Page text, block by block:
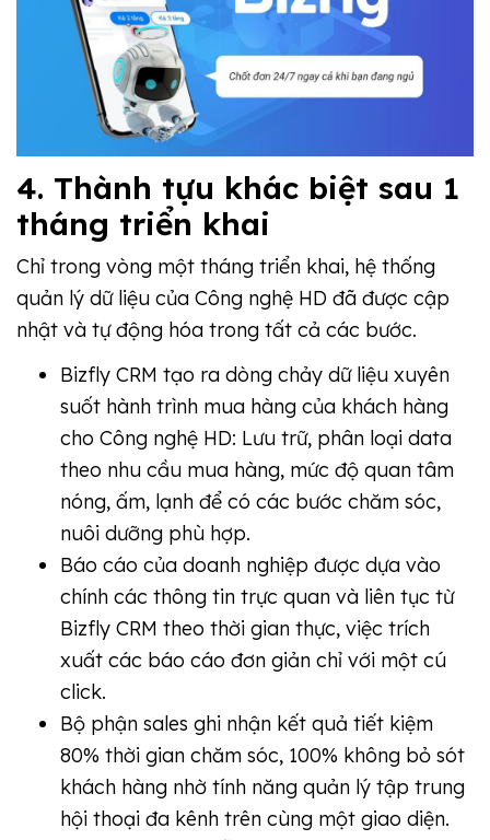
4. Thành tựu khác biệt sau 1
tháng triển khai
Chỉ trong vòng một tháng triển khai, hệ thống
quản lý dữ liệu của Công nghệ HD đã được cập
nhật và tự động hóa trong tất cả các bước.
Bizfly CRM tạo ra dòng chảy dữ liệu xuyên
suốt hành trình mua hàng của khách hàng
cho Công nghệ HD: Lưu trữ, phân loại data
theo nhu cầu mua hàng, mức độ quan tâm
nóng, ấm, lạnh để có các bước chăm sóc,
nuôi dưỡng phù hợp.
Báo cáo của doanh nghiệp được dựa vào
chính các thông tin trực quan và liên tục từ
Bizfly CRM theo thời gian thực, việc trích
xuất các báo cáo đơn giản chỉ với một cú
click.
Bộ phận sales ghi nhận kết quả tiết kiệm
80% thời gian chăm sóc, 100% không bỏ sót
khách hàng nhờ tính năng quản lý tập trung
hội thoại đa kênh trên cùng một giao diện.